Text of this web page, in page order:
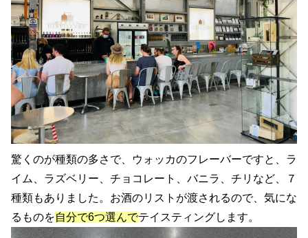
驚くのが種類の多さで、ウォッカのフレーバーですと、ラ
イム、ラズベリー、チョコレート、バニラ、チリなど、７
種類もありました。お酒のリストが渡されるので、気にな
るものを自分で6つ選んでテイスティングします。